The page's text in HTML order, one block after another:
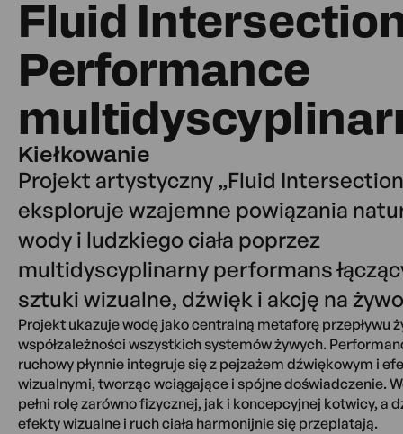
Fluid
Performance
Kiełkowanie
Projekt artystyczny „Fluid
eksploruje wzajemne powiązania
wody i ludzkiego ciała poprzez
multidyscyplinarny performans
sztuki wizualne, dźwięk i akcję na
Projekt ukazuje wodę jako centralną metaforę przepływu
współzależności wszystkich systemów żywych.
ruchowy płynnie integruje się z pejzażem dźwiękowym i
wizualnymi, tworząc wciągające i spójne doświadczenie.
pełni rolę zarówno fizycznej, jak i koncepcyjnej kotwicy, a
efekty wizualne i ruch ciała harmonijnie się przeplatają.